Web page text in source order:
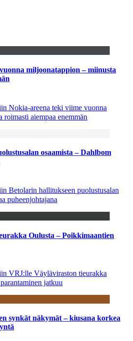
miljoonatappion – miinusta
Nokia-areena teki viime vuonna
aiempaa enemmän
osaamista – Dahlbom
Betolarin hallitukseen puolustusalan
puheenjohtajana
Oulusta – Poikkimaantien
VRJ:lle Väyläviraston tieurakka
jatkuu
synkät näkymät – kiusana korkea